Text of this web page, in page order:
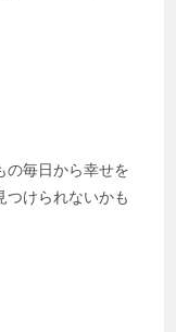
の毎日から幸せを
つけられないかも